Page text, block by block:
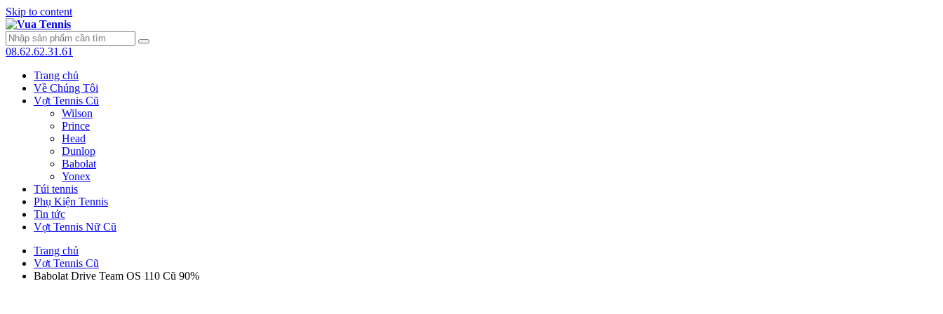
Skip to content
08.62.62.31.61
Trang chủ
Về Chúng Tôi
Vợt Tennis Cũ
Wilson
Prince
Head
Dunlop
Babolat
Yonex
Túi tennis
Phụ Kiện Tennis
Tin tức
Vợt Tennis Nữ Cũ
Trang chủ
Vợt Tennis Cũ
Babolat Drive Team OS 110 Cũ 90%